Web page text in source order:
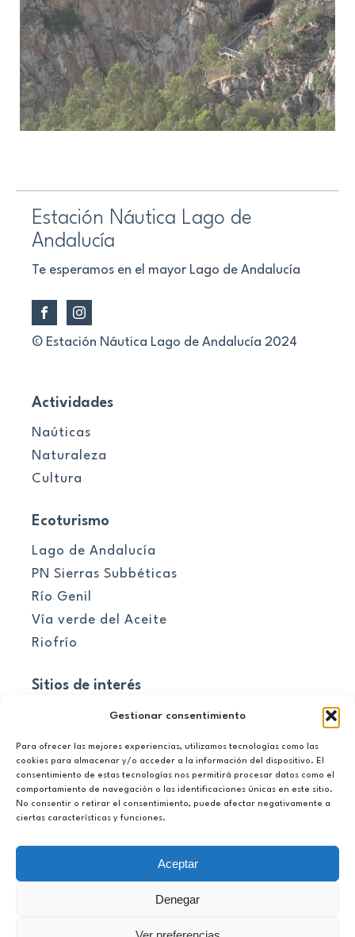
Gestionar consentimiento
Para ofrecer las mejores experiencias, utilizamos tecnologías como las
cookies para almacenar y/o acceder a la información del dispositivo. El
consentimiento de estas tecnologías nos permitirá procesar datos como el
comportamiento de navegación o las identificaciones únicas en este sitio.
No consentir o retirar el consentimiento, puede afectar negativamente a
ciertas características y funciones.
Aceptar
Denegar
Estación Náutica Lago de
Andalucía
Te esperamos en el mayor Lago de Andalucía
© Estación Náutica Lago de Andalucía 2024
Actividades
Naúticas
Naturaleza
Cultura
Ecoturismo
Lago de Andalucía
PN Sierras Subbéticas
Río Genil
Vía verde del Aceite
Riofrío
Sitios de interés
El embalse
Información útil
Novedades
+34 657 964 725
enlagodeandalucia@gmail.com